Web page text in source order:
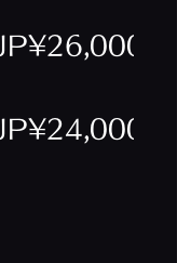
JP¥26,000
JP¥24,000